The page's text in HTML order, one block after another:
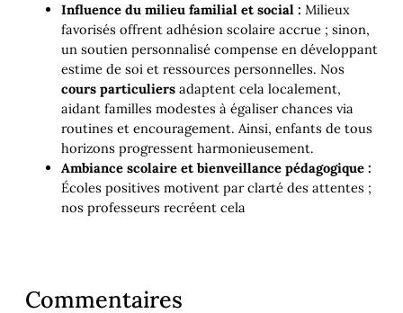
Influence du milieu familial et social : Milieux
favorisés offrent adhésion scolaire accrue ; sinon,
un soutien personnalisé compense en développant
estime de soi et ressources personnelles. Nos
cours particuliers adaptent cela localement,
aidant familles modestes à égaliser chances via
routines et encouragement. Ainsi, enfants de tous
horizons progressent harmonieusement.
Ambiance scolaire et bienveillance pédagogique :
Écoles positives motivent par clarté des attentes ;
nos professeurs recréent cela
Commentaires